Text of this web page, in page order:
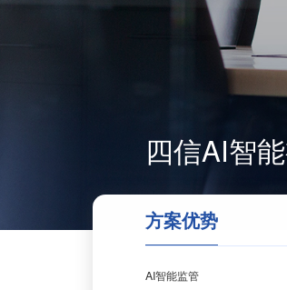
四信AI智
方案优势
AI智能监管